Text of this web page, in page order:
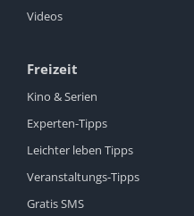
Videos
Freizeit
Kino & Serien
Experten-Tipps
Leichter leben Tipps
Veranstaltungs-Tipps
Gratis SMS